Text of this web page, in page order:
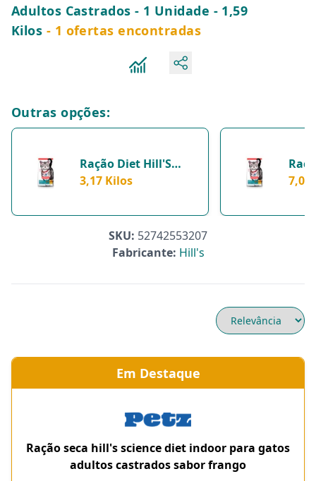
Adultos Castrados - 1 Unidade - 1,59
Kilos - 1 ofertas encontradas
Outras opções:
Ração Diet Hill'S
Science Diet Indoor
Castrados - 3,17
3,17 Kilos 7,03
SKU: 52742553207
Fabricante: Hill's
Em Destaque
Ração seca hill's science diet indoor para gatos
adultos castrados sabor frango